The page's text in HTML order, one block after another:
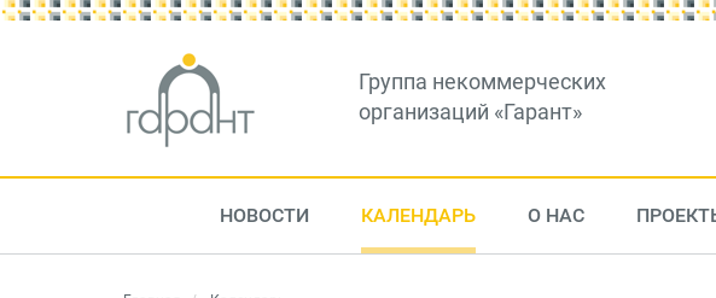
Группа некоммерческих
организаций «Гарант»
НОВОСТИ КАЛЕНДАРЬ О НАС